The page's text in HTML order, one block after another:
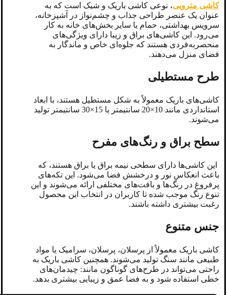
کاشی مترویی، نوعی کاشی باریک و شیک است که به
عنوان یک عنصر طراحی جذاب و چشم‌نواز در آشپزخانه،
سرویس بهداشتی، حمام یا سایر بخش‌های خانه به کار
می‌رود. این کاشی‌های براق و زیبا دارای ویژگی‌های
منحصربه‌فردی هستند که جلوه‌ای خاص و ماندگار به
فضای منزل می‌‌دهند.
طرح مستطیلی
کاشی‌های باریک معمولاً به شکل مستطیل هستند، با ابعاد
استانداردی مانند 10
×20 سانتیمتر یا 15 ×
30 سانتیمتر تولید
می‌شوند.
سطح براق و‌ رنگ‌های مفرح
این کاشی‌ها دارای سطحی نیمه براق یا براق هستند، که
باعث انعکاس نور و درخشش فضا می‌شود. این تکه‌های
پرفروغ در رنگ‌ها و بافت‌های مختلفی ارائه می‌شوند و این
تنوع رنگ موجب شده تا کاربران در انتخاب این محصول
رغبت بیشتری داشته باشند.
جنس متنوع
کاشی باریک معمولاً از پرسلان، پرسلان، سرامیک یا مواد
طبیعی مانند سنگ تولید می‌شوند. همچنین کاشی باریک به
راحتی می‌تواند در طرح‌های گوناگون مانند: چیدمان‌های
خطی استفاده شود و به فضا عمق و زیبایی بیشتری بدهد.